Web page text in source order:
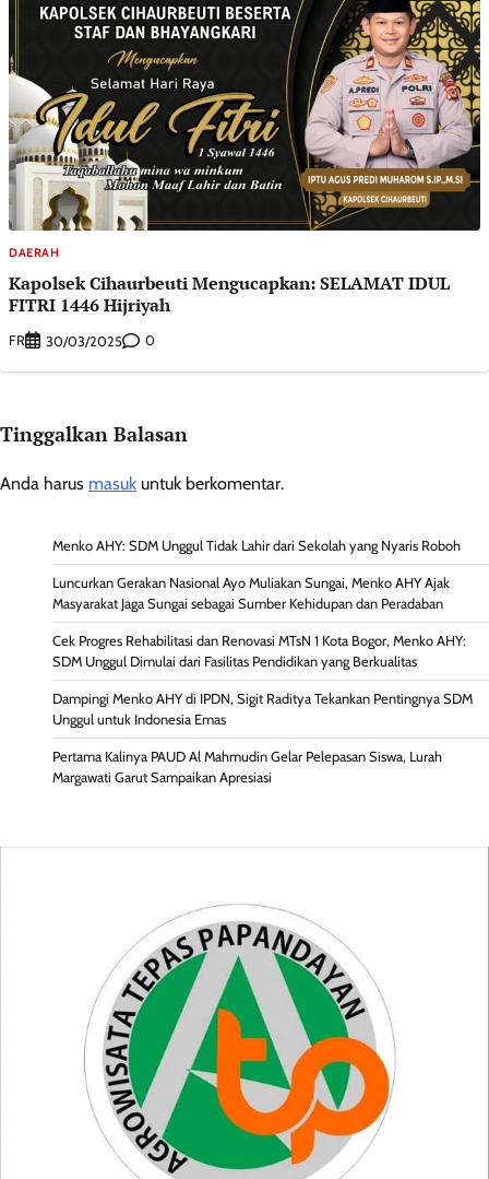
DAERAH
Kapolsek Cihaurbeuti Mengucapkan: SELAMAT IDUL
FITRI 1446 Hijriyah
FR 30/03/2025 0
Tinggalkan Balasan
Anda harus masuk untuk berkomentar.
Menko AHY: SDM Unggul Tidak Lahir dari Sekolah yang Nyaris Roboh
Luncurkan Gerakan Nasional Ayo Muliakan Sungai, Menko AHY Ajak
Masyarakat Jaga Sungai sebagai Sumber Kehidupan dan Peradaban
Cek Progres Rehabilitasi dan Renovasi MTsN 1 Kota Bogor, Menko AHY:
SDM Unggul Dimulai dari Fasilitas Pendidikan yang Berkualitas
Dampingi Menko AHY di IPDN, Sigit Raditya Tekankan Pentingnya SDM
Unggul untuk Indonesia Emas
Pertama Kalinya PAUD Al Mahmudin Gelar Pelepasan Siswa, Lurah
Margawati Garut Sampaikan Apresiasi